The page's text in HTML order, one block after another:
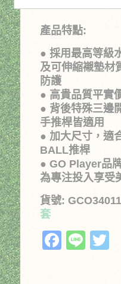
始
價
格：
產品特點:
● 採用最高等級
及可伸縮襯墊材
防護
● 高貴品質平實
● 背後特殊三邊
手推桿皆適用
● 加大尺寸，適
BALL推桿
● GO Player品
為專注投入享受
貨號: GCO34011
套
Line